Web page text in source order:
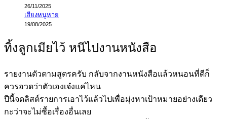
26/11/2025
เสียงหนูหาย
19/08/2025
ทิ้งลูกเมียไว้ หนีไปงานหนังสือ
รายงานตัวตามสูตรครับ กลับจากงานหนังสือแล้วหนอนที่ดีก็
ควรอวดว่าตัวเองเจ๋งแค่ไหน
ปีนี้จดลิสต์รายการเอาไว้แล้วไปเพื่อมุ่งหาเป้าหมายอย่างเดียว
กะว่าจะไม่ซื้อเรื่องอื่นเลย